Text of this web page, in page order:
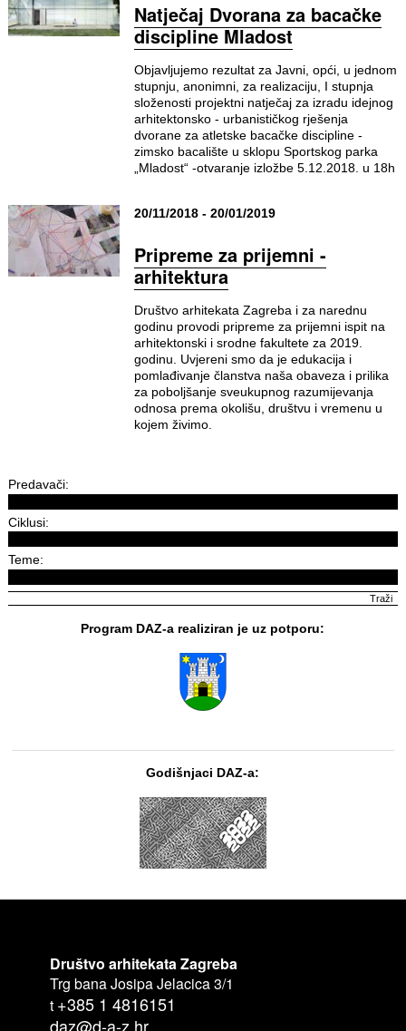
Natječaj Dvorana za bacačke
discipline Mladost
Objavljujemo rezultat za Javni, opći, u jednom
stupnju, anonimni, za realizaciju, I stupnja
složenosti projektni natječaj za izradu idejnog
arhitektonsko - urbanističkog rješenja
dvorane za atletske bacačke discipline -
zimsko bacalište u sklopu Sportskog parka
„Mladost“ -otvaranje izložbe 5.12.2018. u 18h
20/11/2018 - 20/01/2019
Pripreme za prijemni -
arhitektura
Društvo arhitekata Zagreba i za narednu
godinu provodi pripreme za prijemni ispit na
arhitektonski i srodne fakultete za 2019.
godinu. Uvjereni smo da je edukacija i
pomlađivanje članstva naša obaveza i prilika
za poboljšanje sveukupnog razumijevanja
odnosa prema okolišu, društvu i vremenu u
kojem živimo.
Predavači:
Ciklusi:
Teme:
Program DAZ-a realiziran je uz potporu:
Godišnjaci DAZ-a:
Društvo arhitekata Zagreba
Trg bana Josipa Jelacica 3/1
t +385 1 4816151
daz@d-a-z.hr